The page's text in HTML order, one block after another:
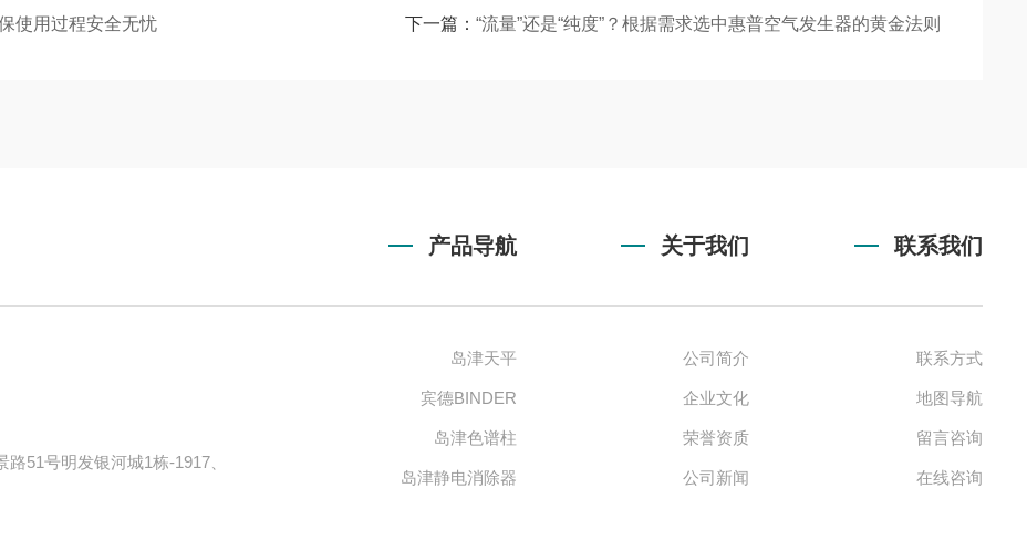
使用过程安全无忧 下一篇： “流量”还是“纯度”？根据需求选中惠普空气发生器的黄金法则
产品导航 关于我们 联系我们
51号明发银河城1栋-1917、
岛津天平
宾德BINDER
岛津色谱柱
岛津静电消除器
公司简介
企业文化
荣誉资质
公司新闻
联系方式
地图导航
留言咨询
在线咨询